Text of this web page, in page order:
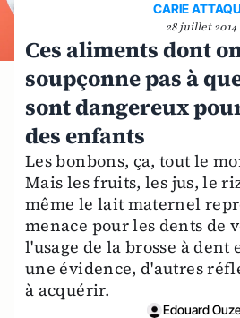
CARIE
28 juillet 2014
Ces aliments dont
soupçonne pas à
sont dangereux
des enfants
Les bonbons, ça, tout le
Mais les fruits, les jus, le
même le lait maternel
menace pour les dents de
l'usage de la brosse à dent
une évidence, d'autres
à acquérir.
Edouard